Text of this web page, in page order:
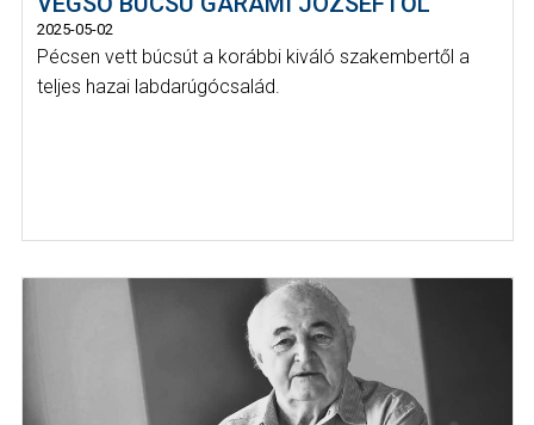
2025-05-02
Pécsen vett búcsút a korábbi kiváló szakembertől a
teljes hazai labdarúgócsalád.